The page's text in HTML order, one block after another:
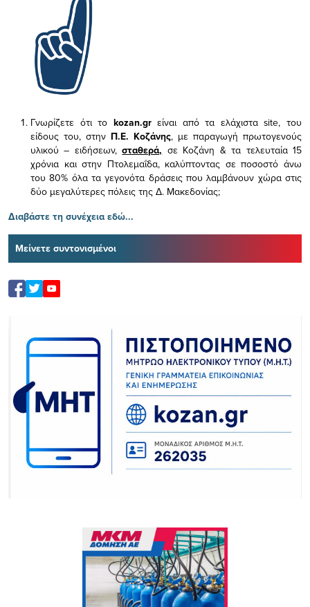
Γνωρίζετε ότι το kozan.gr είναι από τα ελάχισταsite, του
είδους του, στην Π.Ε. Κοζάνης, με παραγωγή πρωτογενούς
υλικού – ειδήσεων,σταθερά, σε Κοζάνη & τα τελευταία 15
χρόνια και στην Πτολεμαΐδα, καλύπτοντας σε ποσοστό άνω
του 80% όλα τα γεγονότα δράσεις που λαμβάνουν χώρα στις
δύο μεγαλύτερες πόλεις της Δ. Μακεδονίας;
Διαβάστε τη συνέχεια εδώ...
Μείνετε συντονισμένοι